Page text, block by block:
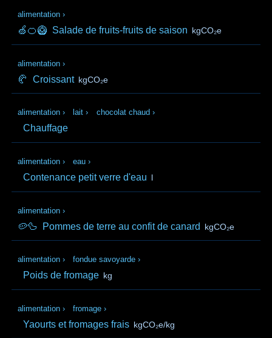
alimentation ›
🍏🍊🥝 Salade de fruits-fruits de saison kgCO₂e
alimentation ›
🥐 Croissant kgCO₂e
alimentation › lait › chocolat chaud ›
Chauffage
alimentation › eau ›
Contenance petit verre d'eau l
alimentation ›
🥔🦆 Pommes de terre au confit de canard kgCO₂e
alimentation › fondue savoyarde ›
Poids de fromage kg
alimentation › fromage ›
Yaourts et fromages frais kgCO₂e/kg